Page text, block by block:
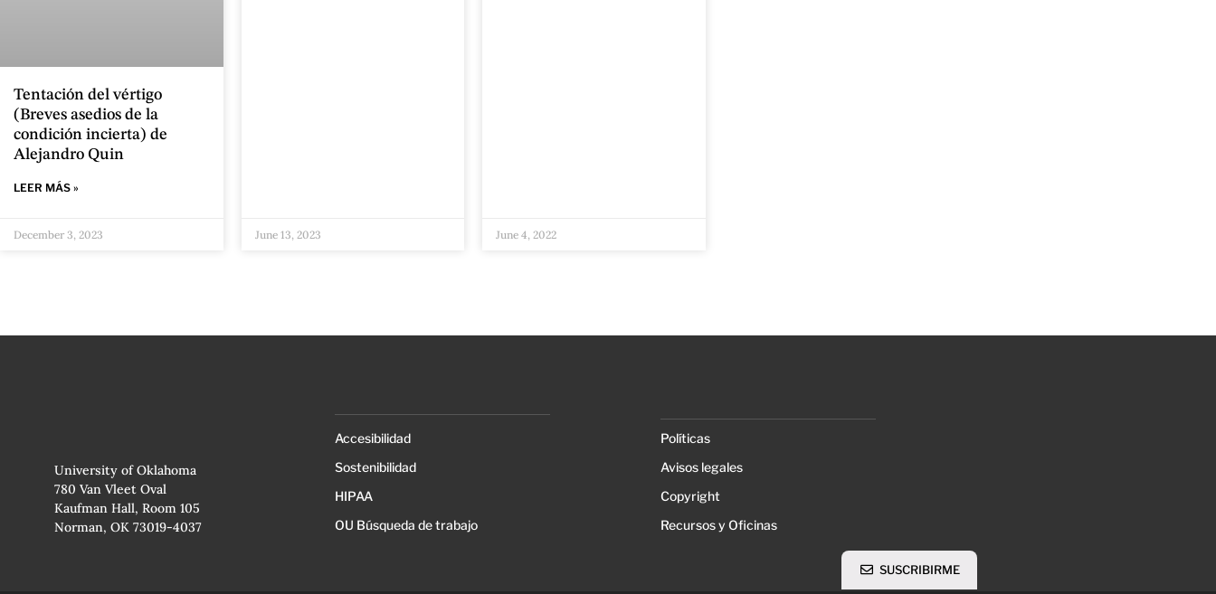
Tentación del vértigo
(Breves asedios de la
condición incierta) de
Alejandro Quin
LEER MÁS »
December 3, 2023 June 13, 2023 June 4, 2022
University of Oklahoma
780 Van Vleet Oval
Kaufman Hall, Room 105
Norman, OK 73019-4037
Accesibilidad
Sostenibilidad
HIPAA
OU Búsqueda de trabajo
Políticas
Avisos legales
Copyright
Recursos y Oficinas
SUSCRIBIRME